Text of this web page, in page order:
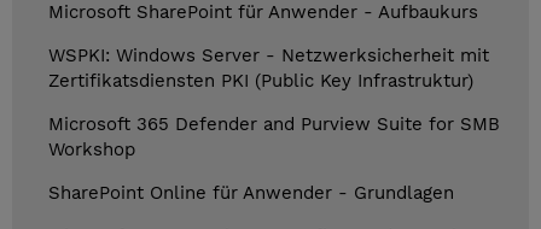
Microsoft SharePoint für Anwender - Aufbaukurs
WSPKI: Windows Server - Netzwerksicherheit mit
Zertifikatsdiensten PKI (Public Key Infrastruktur)
Microsoft 365 Defender and Purview Suite for SMB
Workshop
SharePoint Online für Anwender - Grundlagen